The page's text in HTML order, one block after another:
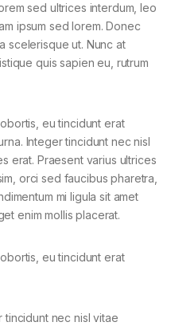
sed ultrices interdum, leo
ipsum sed lorem. Donec
scelerisque ut. Nunc at
quis sapien eu, rutrum
eu tincidunt erat
Integer tincidunt nec nisl
erat. Praesent varius ultrices
orci sed faucibus pharetra,
mi ligula sit amet
enim mollis placerat.
eu tincidunt erat
tincidunt nec nisl vitae